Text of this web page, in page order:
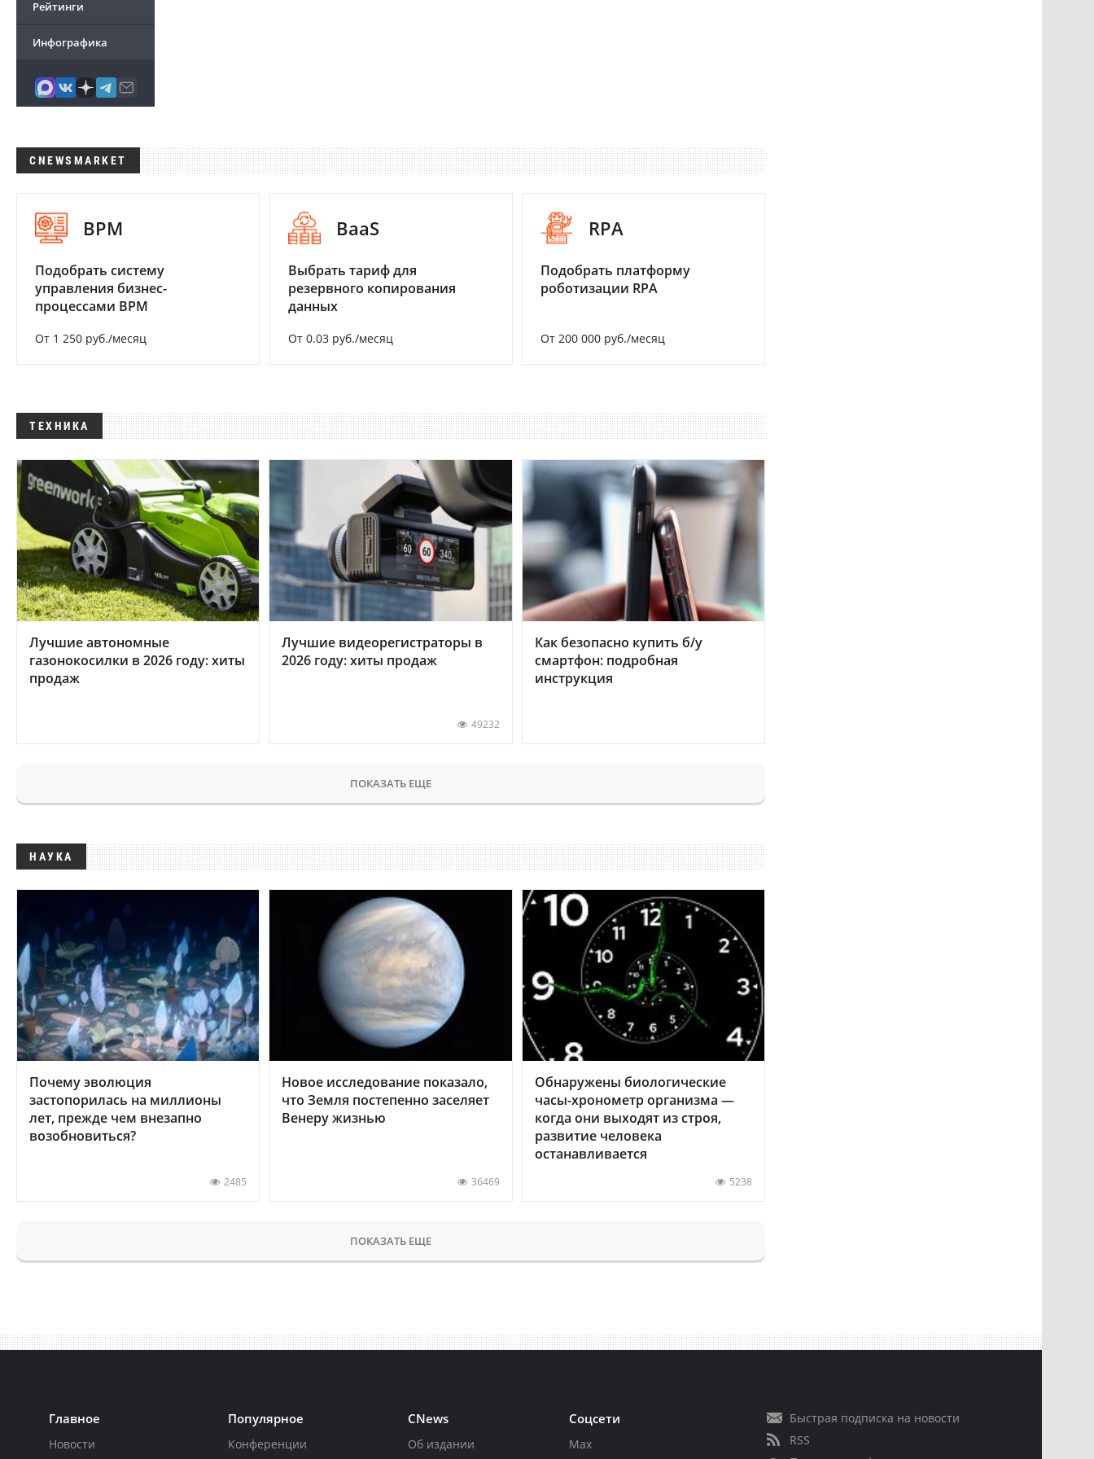
Рейтинги
Инфографика
CNEWSMARKET
BPM
Подобрать систему
управления бизнес-
процессами BPM
От 1 250 руб./месяц
BaaS
Выбрать тариф для
резервного копирования
данных
От 0.03 руб./месяц
RPA
Подобрать платформу
роботизации RPA
От 200 000 руб./месяц
ТЕХНИКА
Лучшие автономные
газонокосилки в 2026 году: хиты
продаж
Лучшие видеорегистраторы в
2026 году: хиты продаж
49232
Как безопасно купить б/у
смартфон: подробная
инструкция
ПОКАЗАТЬ ЕЩЕ
НАУКА
Почему эволюция
застопорилась на миллионы
лет, прежде чем внезапно
возобновиться?
2485
Новое исследование показало,
что Земля постепенно заселяет
Венеру жизнью
36469
Обнаружены биологические
часы-хронометр организма —
когда они выходят из строя,
развитие человека
останавливается
5238
ПОКАЗАТЬ ЕЩЕ
Главное
Новости
Популярное
Конференции
CNews
Об издании
Соцсети
Max
Быстрая подписка на новости
RSS